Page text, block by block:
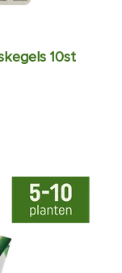
10st